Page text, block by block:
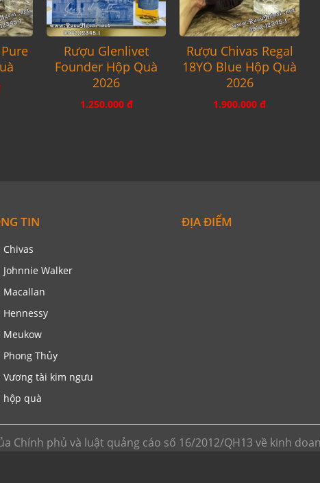
Rượu Glenlivet
Founder Hộp Quà
2026
1.250.000 đ
Rượu Chivas Regal
18YO Blue Hộp Quà
2026
1.900.000 đ
TIN
Chivas
Johnnie Walker
Macallan
Hennessy
Meukow
Phong Thủy
Vương tài kim ngưu
hộp quà
ĐỊA ĐIỂM
Chính phủ và luật quảng cáo số 16/2012/QH13 về kinh